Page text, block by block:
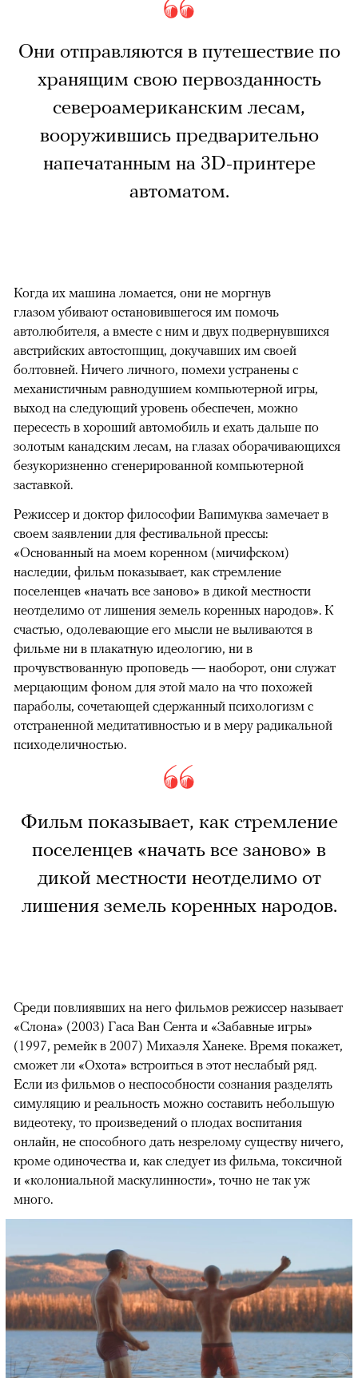
Они отправляются в путешествие по
хранящим свою первозданность
североамериканским лесам,
вооружившись предварительно
напечатанным на 3D-принтере
автоматом.
Когда их машина ломается, они не моргнув
глазом убивают остановившегося им помочь
автолюбителя, а вместе с ним и двух подвернувшихся
австрийских автостопщиц, докучавших им своей
болтовней. Ничего личного, помехи устранены с
механистичным равнодушием компьютерной игры,
выход на следующий уровень обеспечен, можно
пересесть в хороший автомобиль и ехать дальше по
золотым канадским лесам, на глазах оборачивающихся
безукоризненно сгенерированной компьютерной
заставкой.
Режиссер и доктор философии Вапимуква замечает в
своем заявлении для фестивальной прессы:
«Основанный на моем коренном (мичифском)
наследии, фильм показывает, как стремление
поселенцев «начать все заново» в дикой местности
неотделимо от лишения земель коренных народов». К
счастью, одолевающие его мысли не выливаются в
фильме ни в плакатную идеологию, ни в
прочувствованную проповедь — наоборот, они служат
мерцающим фоном для этой мало на что похожей
параболы, сочетающей сдержанный психологизм с
отстраненной медитативностью и в меру радикальной
психоделичностью.
Фильм показывает, как стремление
поселенцев «начать все заново» в
дикой местности неотделимо от
лишения земель коренных народов.
Среди повлиявших на него фильмов режиссер называет
«Слона» (2003) Гаса Ван Сента и «Забавные игры»
(1997, ремейк в 2007) Михаэля Ханеке. Время покажет,
сможет ли «Охота» встроиться в этот неслабый ряд.
Если из фильмов о неспособности сознания разделять
симуляцию и реальность можно составить небольшую
видеотеку, то произведений о плодах воспитания
онлайн, не способного дать незрелому существу ничего,
кроме одиночества и, как следует из фильма, токсичной
и «колониальной маскулинности», точно не так уж
много.